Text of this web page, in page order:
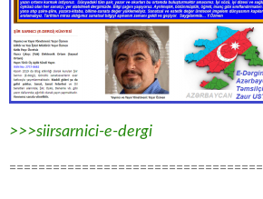
>>>siirsarnici-e-dergi
===================================